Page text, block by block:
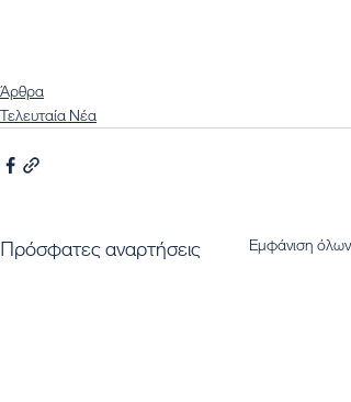
Άρθρα
Τελευταία Νέα
Πρόσφατες αναρτήσεις Εμφάνιση όλων